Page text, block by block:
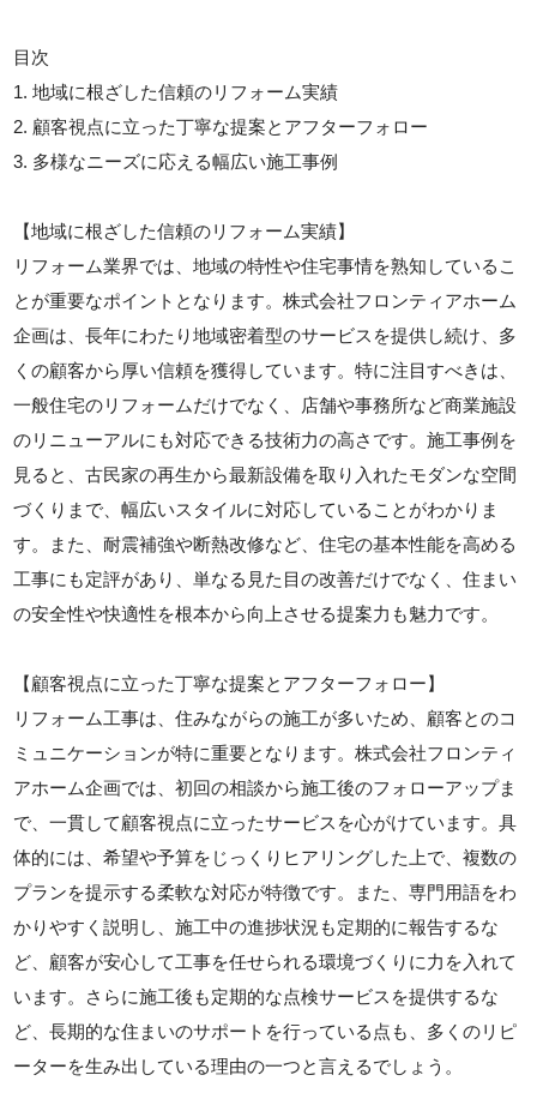
目次
1. 地域に根ざした信頼のリフォーム実績
2. 顧客視点に立った丁寧な提案とアフターフォロー
3. 多様なニーズに応える幅広い施工事例
【地域に根ざした信頼のリフォーム実績】
リフォーム業界では、地域の特性や住宅事情を熟知しているこ
とが重要なポイントとなります。株式会社フロンティアホーム
企画は、長年にわたり地域密着型のサービスを提供し続け、多
くの顧客から厚い信頼を獲得しています。特に注目すべきは、
一般住宅のリフォームだけでなく、店舗や事務所など商業施設
のリニューアルにも対応できる技術力の高さです。施工事例を
見ると、古民家の再生から最新設備を取り入れたモダンな空間
づくりまで、幅広いスタイルに対応していることがわかりま
す。また、耐震補強や断熱改修など、住宅の基本性能を高める
工事にも定評があり、単なる見た目の改善だけでなく、住まい
の安全性や快適性を根本から向上させる提案力も魅力です。
【顧客視点に立った丁寧な提案とアフターフォロー】
リフォーム工事は、住みながらの施工が多いため、顧客とのコ
ミュニケーションが特に重要となります。株式会社フロンティ
アホーム企画では、初回の相談から施工後のフォローアップま
で、一貫して顧客視点に立ったサービスを心がけています。具
体的には、希望や予算をじっくりヒアリングした上で、複数の
プランを提示する柔軟な対応が特徴です。また、専門用語をわ
かりやすく説明し、施工中の進捗状況も定期的に報告するな
ど、顧客が安心して工事を任せられる環境づくりに力を入れて
います。さらに施工後も定期的な点検サービスを提供するな
ど、長期的な住まいのサポートを行っている点も、多くのリピ
ーターを生み出している理由の一つと言えるでしょう。